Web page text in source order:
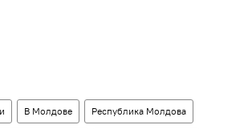
В Молдове Республика Молдова